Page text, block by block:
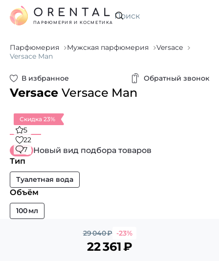
Искать
ORENTAL
ПАРФЮМЕРИЯ И КОСМЕТИКА
Парфюмерия Мужская парфюмерия
Versace
Versace Man
В избранное Обратный звонок
Versace Versace Man
Скидка 23%
5
22
7
Новый вид подбора товаров
Тип
Туалетная вода
Объём
100 мл
29 040₽ -23%
22 361₽